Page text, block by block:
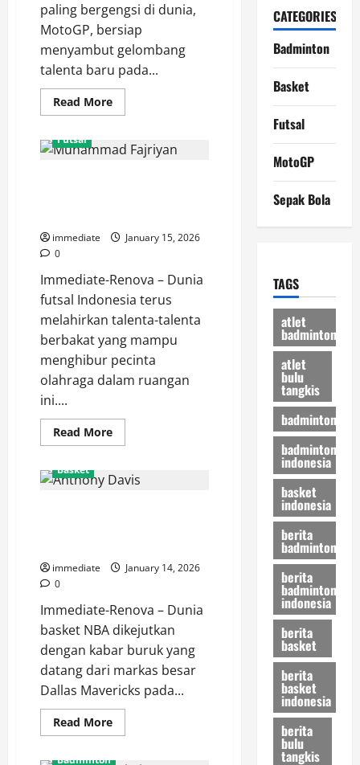
paling bergengsi di dunia,
MotoGP, bersiap
menyambut gelombang
talenta baru pada...
Read MoreRead
more
Moreira
ke
Dominasi
Rider
Futsal
immediate
January 15, 2026
0
Immediate-Renova – Dunia
futsal Indonesia terus
melahirkan talenta-talenta
berbakat yang mampu
menghibur pecinta
olahraga dalam ruangan
ini....
Read MoreRead
more
Muhammad
Fajriyan,
Surabaya
Basket
immediate
January 14, 2026
0
Immediate-Renova – Dunia
basket NBA dikejutkan
dengan kabar buruk yang
datang dari markas besar
Dallas Mavericks pada...
Read MoreRead
more
Badminton
CATEGORIES
Badminton
Basket
Futsal
MotoGP
Sepak Bola
TAGS
atlet
badminton
atlet
bulu
tangkis
badminton
badminton
indonesia
basket
indonesia
berita
badminton
berita
badminton
indonesia
berita
basket
berita
basket
indonesia
berita
bulu
tangkis